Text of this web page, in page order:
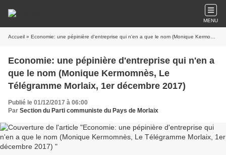
MENU
Accueil » Economie: une pépinière d'entreprise qui n'en a que le nom (Monique Kermomnès, Le Télégramme Morlaix, 1er décembre 2017)
Economie: une pépinière d'entreprise qui n'en a
que le nom (Monique Kermomnès, Le
Télégramme Morlaix, 1er décembre 2017)
Publié le 01/12/2017 à 06:00
Par Section du Parti communiste du Pays de Morlaix